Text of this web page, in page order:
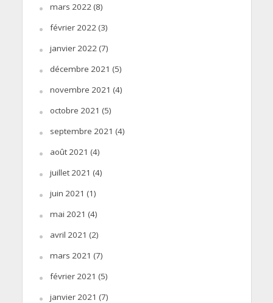
mars 2022(8)
février 2022(3)
janvier 2022(7)
décembre 2021 (5)
novembre 2021 (4)
octobre 2021 (5)
septembre 2021 (4)
août 2021 (4)
juillet 2021 (4)
juin 2021 (1)
mai 2021 (4)
avril 2021 (2)
mars 2021 (7)
février 2021 (5)
janvier 2021 (7)